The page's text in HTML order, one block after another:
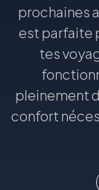
prochaines
est parfaite
tes
pleinement
confort